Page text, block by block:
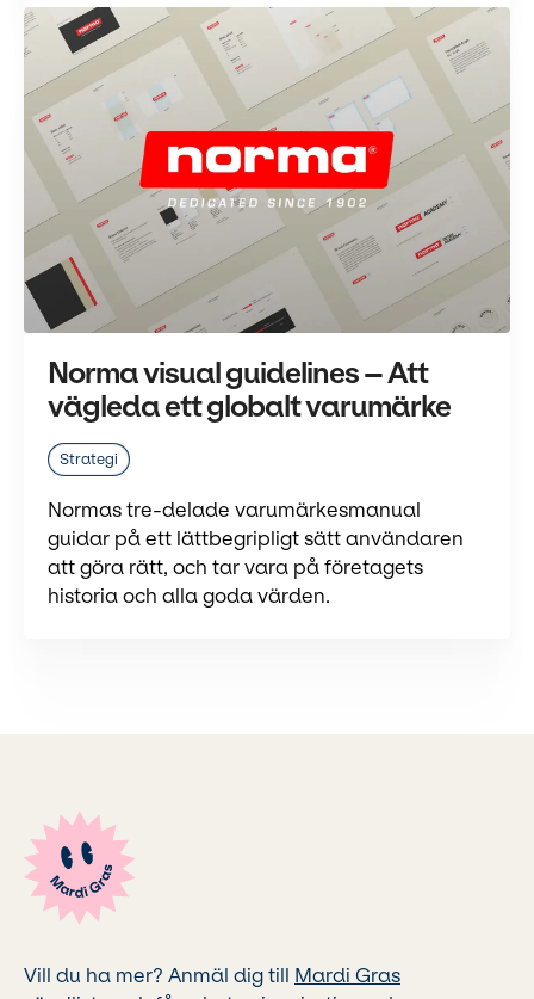
Norma visual guidelines – Att
vägleda ett globalt varumärke
Strategi
Normas tre-delade varumärkesmanual
guidar på ett lättbegripligt sätt användaren
att göra rätt, och tar vara på företagets
historia och alla goda värden.
Vill du ha mer? Anmäl dig till Mardi Gras